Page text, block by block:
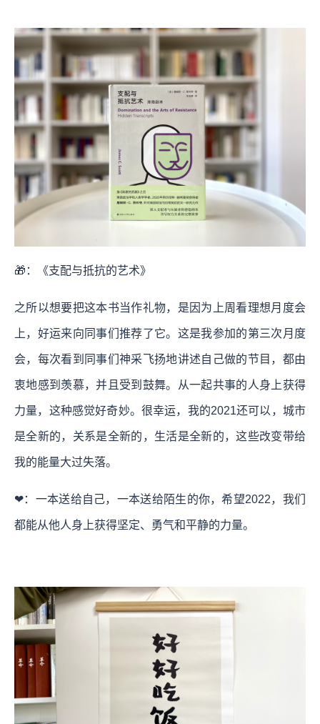
🎁：《支配与抵抗的艺术》
之所以想要把这本书当作礼物，是因为上周看理想月度会
上，好运来向同事们推荐了它。这是我参加的第三次月度
会，每次看到同事们神采飞扬地讲述自己做的节目，都由
衷地感到羡慕，并且受到鼓舞。从一起共事的人身上获得
力量，这种感觉好奇妙。很幸运，我的2021还可以，城市
是全新的，关系是全新的，生活是全新的，这些改变带给
我的能量大过失落。
❤：一本送给自己，一本送给陌生的你，希望2022，我们
都能从他人身上获得坚定、勇气和平静的力量。